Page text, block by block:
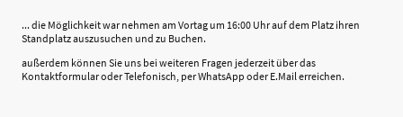
... die Möglichkeit war nehmen am Vortag um 16:00 Uhr auf dem Platz ihren
Standplatz auszusuchen und zu Buchen.
außerdem können Sie uns bei weiteren Fragen jederzeit über das
Kontaktformular oder Telefonisch, per WhatsApp oder E.Mail erreichen.